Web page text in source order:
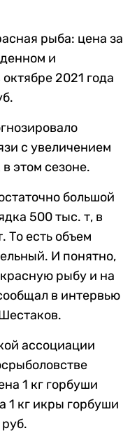
рыба: цена за
и
2021 года
с увеличением
этом сезоне.
большой
500 тыс. т, в
То есть объем
И понятно,
рыбу и на
в интервью
ассоциации
1 кг горбуши
1 кг икры горбуши